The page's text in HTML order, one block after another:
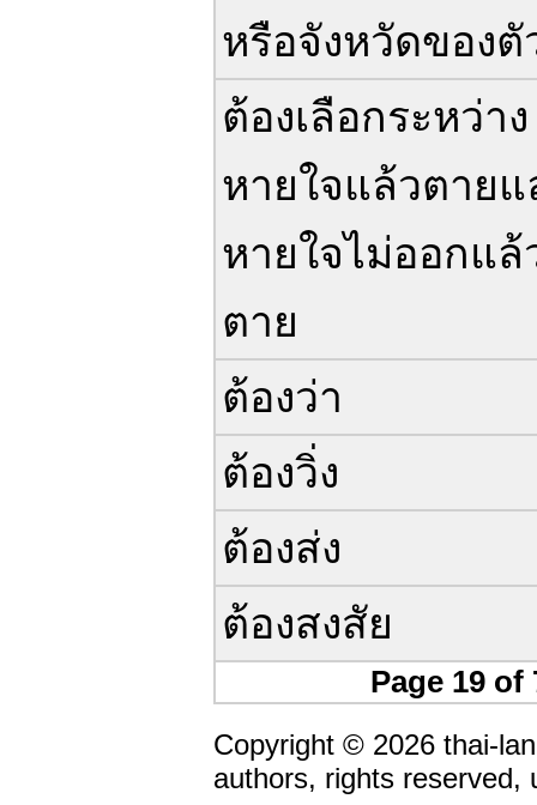
หรือจังหวัดของตั
ต้องเลือกระหว่าง
หายใจแล้วตายแ
หายใจไม่ออกแล้
ตาย
ต้องว่า
ต้องวิ่ง
ต้องส่ง
ต้องสงสัย
Page 19
Copyright © 2026 thai-
authors, rights